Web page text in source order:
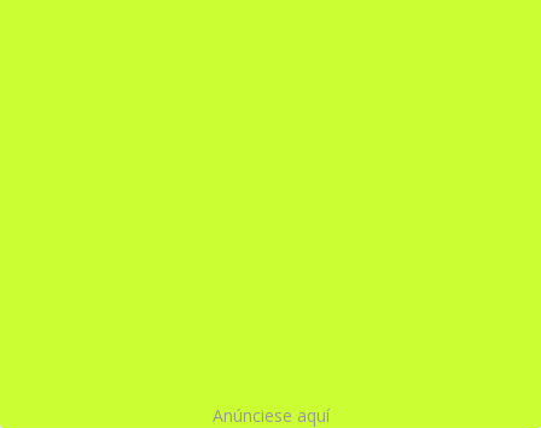
Anúnciese aquí